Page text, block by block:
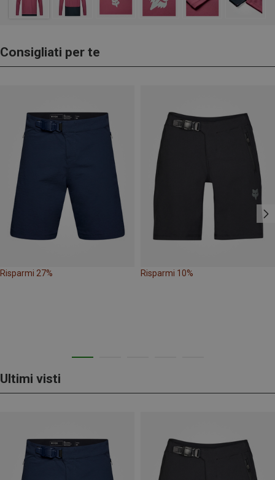
Consigliati per te
Risparmi 27% Risparmi 10%
Ultimi visti